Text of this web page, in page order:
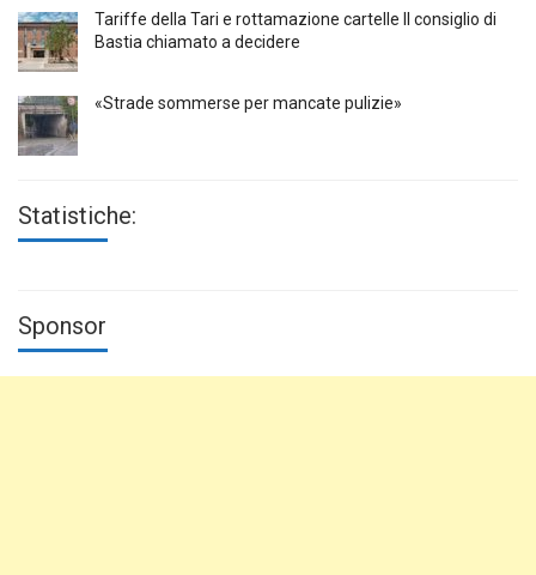
Tariffe della Tari e rottamazione cartelle Il consiglio di
Bastia chiamato a decidere
«Strade sommerse per mancate pulizie»
Statistiche:
Sponsor